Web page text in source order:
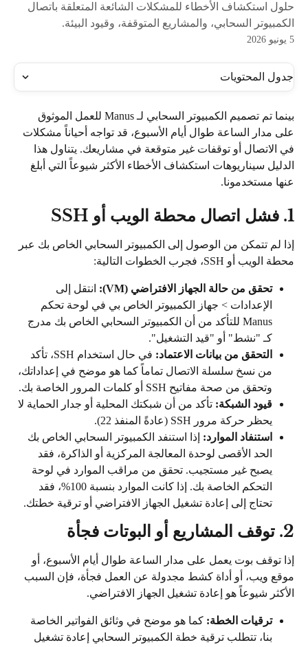
حلول استكشاف الأخطاء للمشكلات الشائعة المتعلقة باتصال
الكمبيوتر السحابي، والمشاريع المتوقفة، وقيود البيئة.
5 يونيو 2026
جدول المحتويات
بينما تم تصميم الكمبيوتر السحابي لـ Manus للعمل الموثوق
على مدار الساعة طوال أيام الأسبوع، قد تواجه أحياناً مشكلات
في الاتصال أو توقفات غير متوقعة في مشاريعك. يتناول هذا
الدليل سيناريوهات استكشاف الأخطاء الأكثر شيوعاً التي أبلغ
عنها مستخدمونا.
1. فشل اتصال محطة الويب أو SSH
إذا لم تتمكن من الوصول إلى الكمبيوتر السحابي الخاص بك عبر
محطة الويب أو SSH، فجرب الخطوات التالية:
تحقق من حالة الجهاز الافتراضي (VM):
انتقل إلى
الإعدادات > جهاز الكمبيوتر الخاص بي في لوحة تحكم
Manus للتأكد من أن الكمبيوتر السحابي الخاص بك مدرج
كـ "نشط" أو "قيد التشغيل".
التحقق من بيانات الاعتماد:
في حال استخدام SSH، تأكد
من نسخ سلسلة الاتصال تماماً كما هو موضح في إعداداتك،
وتحقق من صحة مفاتيح SSH أو كلمات المرور الخاصة بك.
قيود الشبكة: تأكد من أن شبكتك المحلية أو جدار الحماية لا
يحظر حركة مرور SSH (عادةً المنفذ 22).
استنفاد الموارد: إذا استنفد الكمبيوتر السحابي الخاص بك
الحد الأقصى لوحدة المعالجة المركزية أو الذاكرة، فقد
يصبح غير مستجيب. تحقق من مراقب الموارد في لوحة
التحكم الخاصة بك. إذا كانت الموارد بنسبة 100%، فقد
تحتاج إلى إعادة تشغيل الجهاز الافتراضي أو ترقية خطتك.
2. توقف المشاريع أو البوتات فجأة
إذا توقف بوت يعمل على مدار الساعة طوال أيام الأسبوع، أو
موقع ويب، أو أداة كشط مجدولة عن العمل فجأة، فإن السبب
الأكثر شيوعاً هو إعادة تشغيل الجهاز الافتراضي.
ترقيات الخطة: كما هو موضح في وثائق الفواتير الخاصة
بنا، تتطلب ترقية خطة الكمبيوتر السحابي إعادة تشغيل